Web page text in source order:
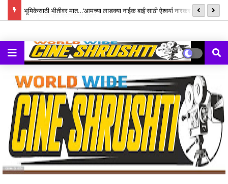
भूमिकेसाठी भीतीवर मात…‘आमच्या लाडक्या नाईक बाई'साठी ऐश्वर्या नारकर यांनी पुन्हा